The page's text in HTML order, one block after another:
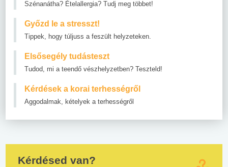
Szénanátha? Ételallergia? Tudj meg többet!
Győzd le a stresszt!
Tippek, hogy túljuss a feszült helyzeteken.
Elsősegély tudásteszt
Tudod, mi a teendő vészhelyzetben? Teszteld!
Kérdések a korai terhességről
Aggodalmak, kételyek a terhességről
Kérdésed van?